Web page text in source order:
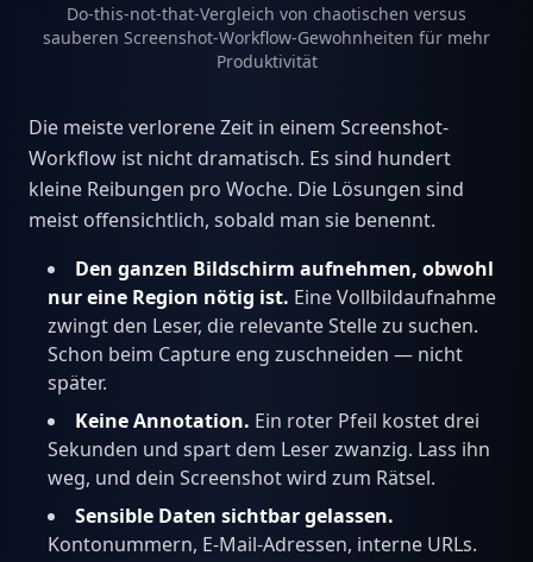
Do-this-not-that-Vergleich von chaotischen versus
sauberen Screenshot-Workflow-Gewohnheiten für mehr
Produktivität
Die meiste verlorene Zeit in einem Screenshot-
Workflow ist nicht dramatisch. Es sind hundert
kleine Reibungen pro Woche. Die Lösungen sind
meist offensichtlich, sobald man sie benennt.
Den ganzen Bildschirm aufnehmen, obwohl
nur eine Region nötig ist. Eine Vollbildaufnahme
zwingt den Leser, die relevante Stelle zu suchen.
Schon beim Capture eng zuschneiden — nicht
später.
Keine Annotation. Ein roter Pfeil kostet drei
Sekunden und spart dem Leser zwanzig. Lass ihn
weg, und dein Screenshot wird zum Rätsel.
Sensible Daten sichtbar gelassen.
Kontonummern, E-Mail-Adressen, interne URLs.